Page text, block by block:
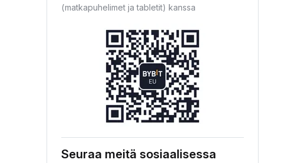
(matkapuhelimet ja tabletit) kanssa
Seuraa meitä sosiaalisessa